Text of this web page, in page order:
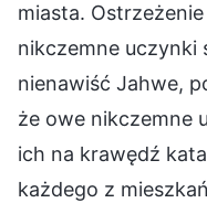
miasta.
nikczemne uczynki
nienawiść Jahwe,
że owe nikczemne
ich na krawędź
każdego z